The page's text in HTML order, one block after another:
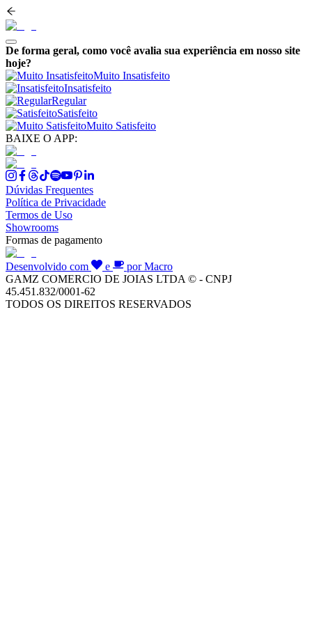
De forma geral, como você avalia sua experiência em nosso site
hoje?
Muito Insatisfeito
Insatisfeito
Regular
Satisfeito
Muito Satisfeito
BAIXE O APP:
Dúvidas Frequentes
Política de Privacidade
Termos de Uso
Showrooms
Formas de pagamento
Desenvolvido com e
por Macro
GAMZ COMERCIO DE JOIAS LTDA © - CNPJ
45.451.832/0001-62
TODOS OS DIREITOS RESERVADOS